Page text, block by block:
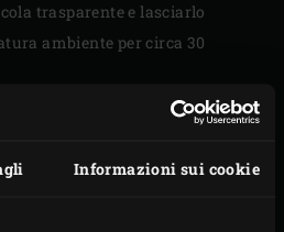
Informazioni sui cookie
trasparente e lasciarlo
ambiente per circa 30
Green Dutch Ovensulla
e portare a ebollizione.
zuppa per circa 15 minuti,